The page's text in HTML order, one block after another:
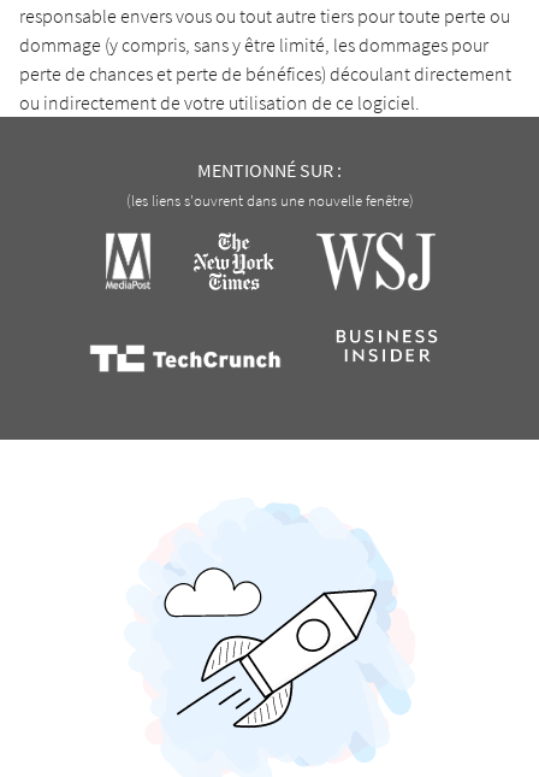
responsable envers vous ou tout autre tiers pour toute perte ou
dommage (y compris, sans y être limité, les dommages pour
perte de chances et perte de bénéfices) découlant directement
ou indirectement de votre utilisation de ce logiciel.
MENTIONNÉ SUR :
(les liens s'ouvrent dans une nouvelle fenêtre)